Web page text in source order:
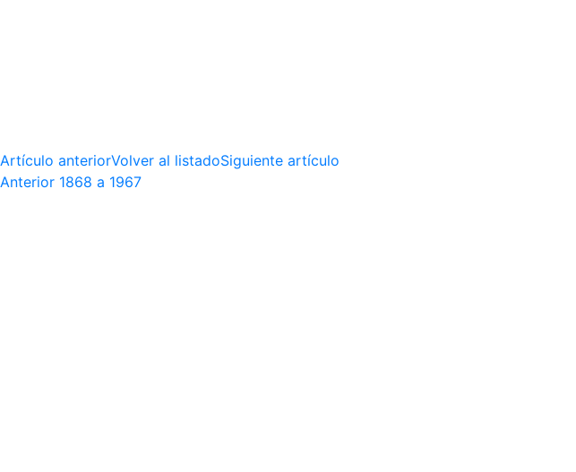
Artículo anteriorVolver al listadoSiguiente artículo
Anterior 1868 a 1967